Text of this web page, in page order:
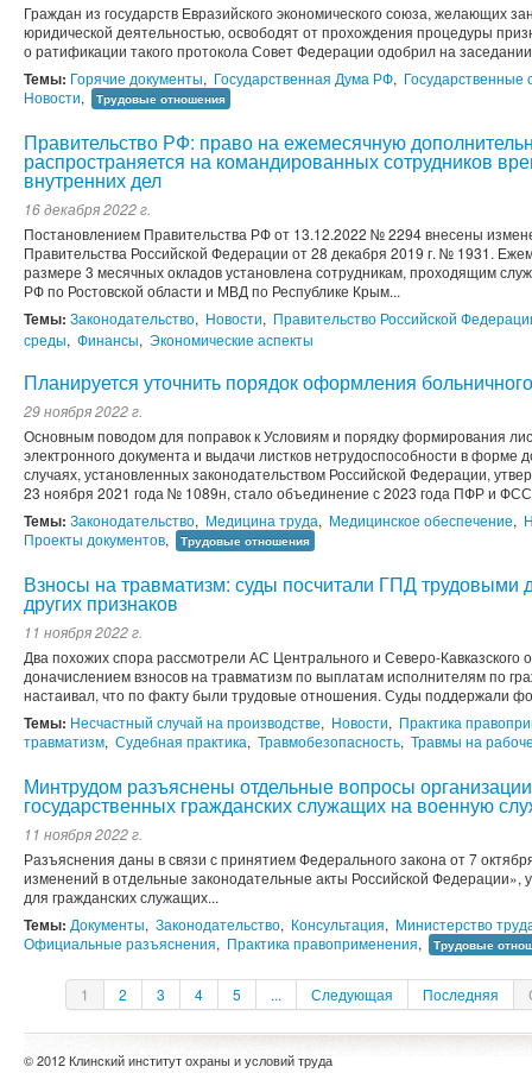
Граждан из государств Евразийского экономического союза, желающих
юридической деятельностью, освободят от прохождения процедуры
о ратификации такого протокола Совет Федерации одобрил на
Темы: Горячие документы, Государственная Дума РФ, Государственные
Новости, Трудовые отношения
Правительство РФ: право на ежемесячную
распространяется на командированных сотрудников
внутренних дел
16 декабря 2022 г.
Постановлением Правительства РФ от 13.12.2022 № 2294 внесены
Правительства Российской Федерации от 28 декабря 2019 г. № 1931.
размере 3 месячных окладов установлена сотрудникам, проходящим
РФ по Ростовской области и МВД по Республике Крым...
Темы: Законодательство, Новости, Правительство Российской
среды, Финансы, Экономические аспекты
Планируется уточнить порядок оформления больничного
29 ноября 2022 г.
Основным поводом для поправок к Условиям и порядку формирования
электронного документа и выдачи листков нетрудоспособности в форме
случаях, установленных законодательством Российской Федерации,
23 ноября 2021 года № 1089н, стало объединение с 2023 года ПФР и
Темы: Законодательство, Медицина труда, Медицинское обеспечение,
Проекты документов, Трудовые отношения
Взносы на травматизм: суды посчитали ГПД трудовыми
других признаков
11 ноября 2022 г.
Два похожих спора рассмотрели АС Центрального и Северо-Кавказского
доначислением взносов на травматизм по выплатам исполнителям по
настаивал, что по факту были трудовые отношения. Суды поддержали
Темы: Несчастный случай на производстве, Новости, Практика
травматизм, Судебная практика, Травмобезопасность, Травмы на
Минтрудом разъяснены отдельные вопросы
государственных гражданских служащих на военную
11 ноября 2022 г.
Разъяснения даны в связи с принятием Федерального закона от 7
изменений в отдельные законодательные акты Российской Федерации»,
для гражданских служащих...
Темы: Документы, Законодательство, Консультация, Министерство
Официальные разъяснения, Практика правоприменения, Трудовые
1 2 3 4 5 ... Следующая Последняя
© 2012 Клинский институт охраны и условий труда